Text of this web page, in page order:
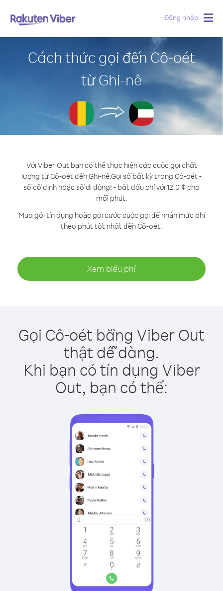
Đăng nhập
Cách thức gọi đến Cô-oét
từ Ghi-nê
Với Viber Out bạn có thể thực hiện các cuộc gọi chất
lượng từ Cô-oét đến Ghi-nê.Gọi số bất kỳ trong Cô-oét -
số cố định hoặc số di động! - bắt đầu chỉ với 12.0 ¢ cho
mỗi phút.
Mua gói tín dụng hoặc gói cước cuộc gọi để nhận mức phí
theo phút tốt nhất đến Cô-oét.
Xem biểu phí
Gọi Cô-oét bằng Viber Out
thật dễ dàng.
Khi bạn có tín dụng Viber
Out, bạn có thể: